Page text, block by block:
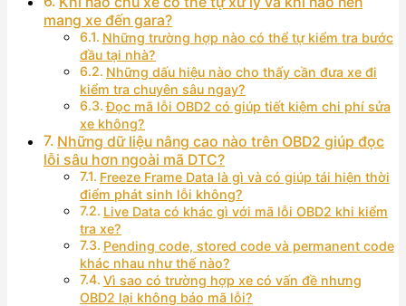
mang xe đến gara?
Những trường hợp nào có thể tự kiểm tra bước
đầu tại nhà?
Những dấu hiệu nào cho thấy cần đưa xe đi
kiểm tra chuyên sâu ngay?
Đọc mã lỗi OBD2 có giúp tiết kiệm chi phí sửa
xe không?
Những dữ liệu nâng cao nào trên OBD2 giúp đọc
lỗi sâu hơn ngoài mã DTC?
Freeze Frame Data là gì và có giúp tái hiện thời
điểm phát sinh lỗi không?
Live Data có khác gì với mã lỗi OBD2 khi kiểm
tra xe?
Pending code, stored code và permanent code
khác nhau như thế nào?
Vì sao có trường hợp xe có vấn đề nhưng
OBD2 lại không báo mã lỗi?